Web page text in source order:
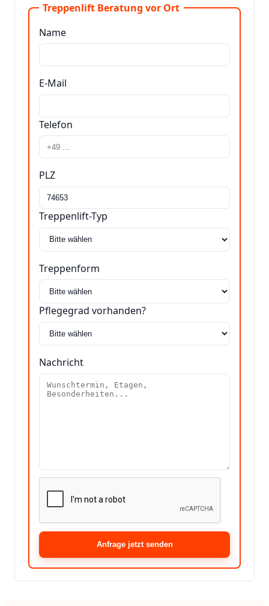
Treppenlift Beratung vor Ort
Name
E-Mail
Telefon
PLZ
Treppenlift-Typ
Treppenform
Pflegegrad vorhanden?
Nachricht
Anfrage jetzt senden